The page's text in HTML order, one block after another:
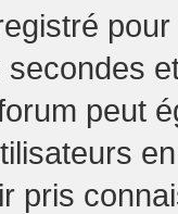
peut
pris